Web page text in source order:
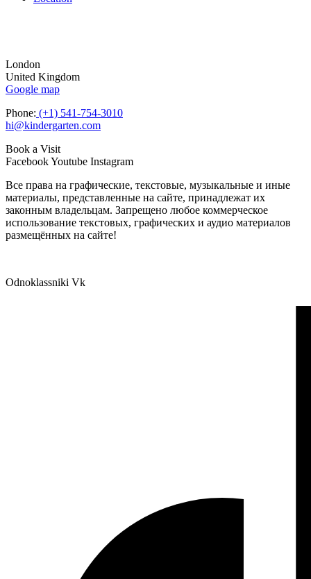
London
United Kingdom
Google map
Phone: (+1) 541-754-3010
hi@kindergarten.com
Book a Visit
FacebookYoutube Instagram
Все права на графические, текстовые, музыкальные и иные
материалы, представленные на сайте, принадлежат их
законным владельцам. Запрещено любое коммерческое
использование текстовых, графических и аудио материалов
размещённых на сайте!
Odnoklassniki Vk